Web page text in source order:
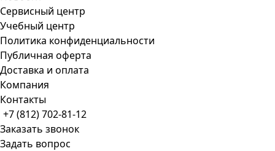
Сервисный центр
Учебный центр
Политика конфиденциальности
Публичная оферта
Доставка и оплата
Компания
Контакты
+7 (812) 702-81-12
Заказать звонок
Задать вопрос